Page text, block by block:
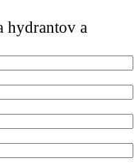
hydrantov a